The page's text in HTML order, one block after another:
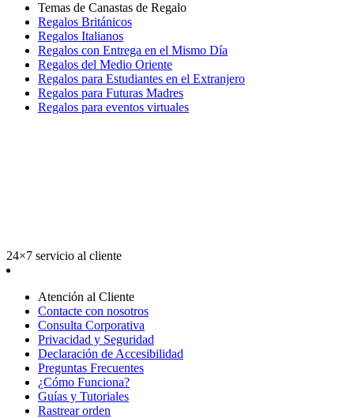
Temas de Canastas de Regalo
Regalos Británicos
Regalos Italianos
Regalos con Entrega en el Mismo Día
Regalos del Medio Oriente
Regalos para Estudiantes en el Extranjero
Regalos para Futuras Madres
Regalos para eventos virtuales
24×7 servicio al cliente
Atención al Cliente
Contacte con nosotros
Consulta Corporativa
Privacidad y Seguridad
Declaración de Accesibilidad
Preguntas Frecuentes
¿Cómo Funciona?
Guías y Tutoriales
Rastrear orden